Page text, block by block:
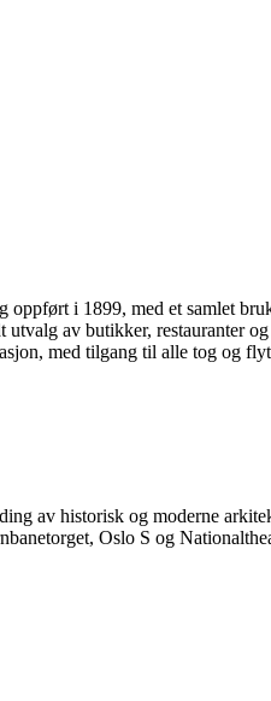
i 1899, med et samlet
utvalg av butikker, restauranter
med tilgang til alle tog og
av historisk og moderne
Oslo S og